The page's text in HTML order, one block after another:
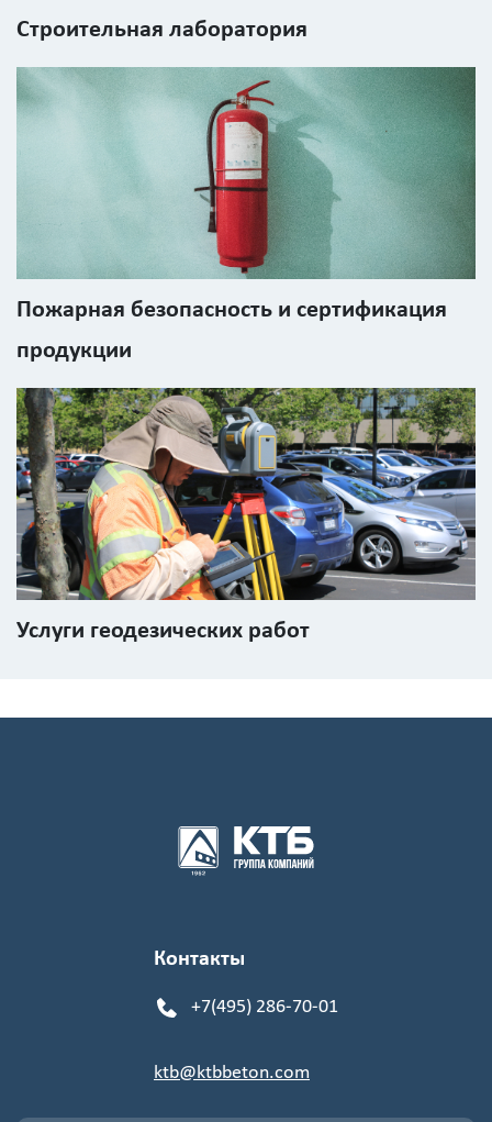
Строительная лаборатория
Пожарная безопасность и сертификация
продукции
Услуги геодезических работ
Контакты
+7(495) 286-70-01
ktb@ktbbeton.com
Введите
картинки
Я согласен на
обработку
персональных
данных